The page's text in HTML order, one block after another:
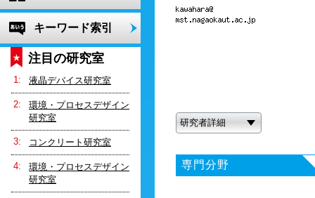
キーワード索引
注目の研究室
液晶デバイス研究室
環境・プロセスデザイン
研究室
コンクリート研究室
環境・プロセスデザイン
研究室
研究者詳細
専門分野